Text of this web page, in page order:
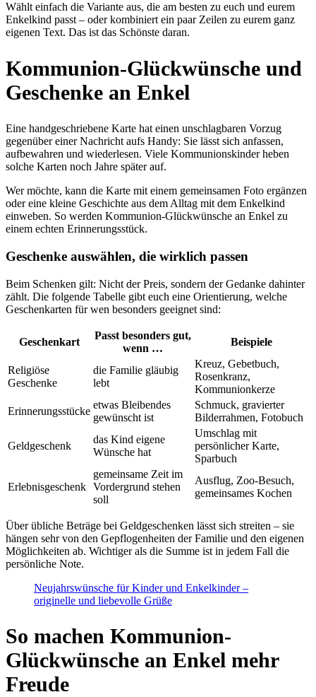
Wählt einfach die Variante aus, die am besten zu euch und eurem
Enkelkind passt – oder kombiniert ein paar Zeilen zu eurem ganz
eigenen Text. Das ist das Schönste daran.
Kommunion-Glückwünsche und
Geschenke an Enkel
Eine handgeschriebene Karte hat einen unschlagbaren Vorzug
gegenüber einer Nachricht aufs Handy: Sie lässt sich anfassen,
aufbewahren und wiederlesen. Viele Kommunionskinder heben
solche Karten noch Jahre später auf.
Wer möchte, kann die Karte mit einem gemeinsamen Foto ergänzen
oder eine kleine Geschichte aus dem Alltag mit dem Enkelkind
einweben. So werden Kommunion-Glückwünsche an Enkel zu
einem echten Erinnerungsstück.
Geschenke auswählen, die wirklich passen
Beim Schenken gilt: Nicht der Preis, sondern der Gedanke dahinter
zählt. Die folgende Tabelle gibt euch eine Orientierung, welche
Geschenkarten für wen besonders geeignet sind:
Geschenkart
Passt besonders gut,
wenn …
Beispiele
Religiöse
Geschenke
die Familie gläubig
lebt
Kreuz, Gebetbuch,
Rosenkranz,
Kommunionkerze
Erinnerungsstücke
etwas Bleibendes
gewünscht ist
Schmuck, gravierter
Bilderrahmen, Fotobuch
Geldgeschenk
das Kind eigene
Wünsche hat
Umschlag mit
persönlicher Karte,
Sparbuch
Erlebnisgeschenk
gemeinsame Zeit im
Vordergrund stehen
soll
Ausflug, Zoo-Besuch,
gemeinsames Kochen
Über übliche Beträge bei Geldgeschenken lässt sich streiten – sie
hängen sehr von den Gepflogenheiten der Familie und den eigenen
Möglichkeiten ab. Wichtiger als die Summe ist in jedem Fall die
persönliche Note.
Neujahrswünsche für Kinder und Enkelkinder –
originelle und liebevolle Grüße
So machen Kommunion-
Glückwünsche an Enkel mehr
Freude